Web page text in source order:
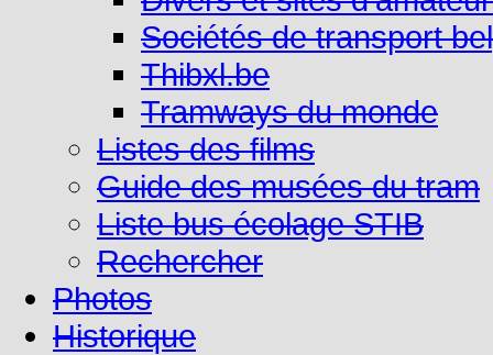
Sociétés de transport
Thibxl.be
Tramways du monde
Listes des films
Guide des musées du tram
Liste bus écolage STIB
Rechercher
Photos
Historique